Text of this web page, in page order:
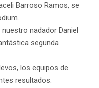
Barroso Ramos, se
nadador Daniel
segunda
los equipos de
resultados: